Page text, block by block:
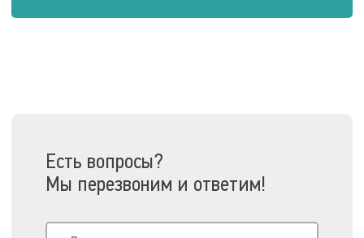
Есть вопросы?
Мы перезвоним и ответим!